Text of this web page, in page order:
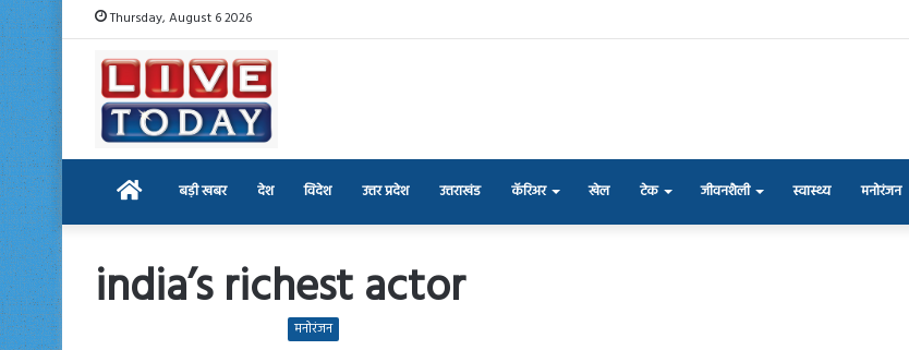
Thursday, August 6 2026
Home बड़ी खबर देश विदेश उत्तर प्रदेश उत्तराखंड कॅरिअर खेल टेक जीवनशैली स्वास्थ्य मनोरंजन
india’s richest actor
मनोरंजन